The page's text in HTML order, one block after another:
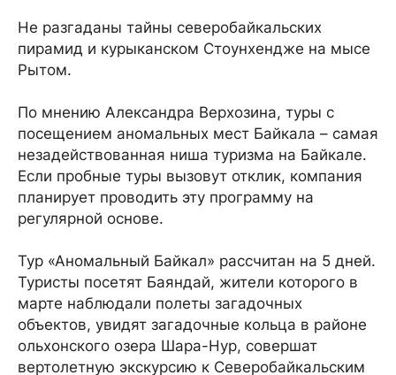
Не разгаданы тайны северобайкальских
пирамид и курыканском Стоунхендже на мысе
Рытом.
По мнению Александра Верхозина, туры с
посещением аномальных мест Байкала – самая
незадействованная ниша туризма на Байкале.
Если пробные туры вызовут отклик, компания
планирует проводить эту программу на
регулярной основе.
Тур «Аномальный Байкал» рассчитан на 5 дней.
Туристы посетят Баяндай, жители которого в
марте наблюдали полеты загадочных
объектов, увидят загадочные кольца в районе
ольхонского озера Шара-Нур, совершат
вертолетную экскурсию к Северобайкальским